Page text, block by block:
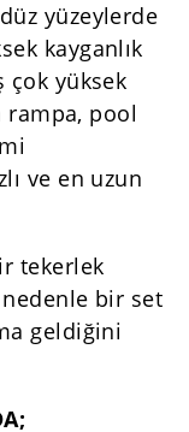
yüzeylerde
kayganlık
çok yüksek
rampa, pool
ve en uzun
tekerlek
nedenle bir set
geldiğini